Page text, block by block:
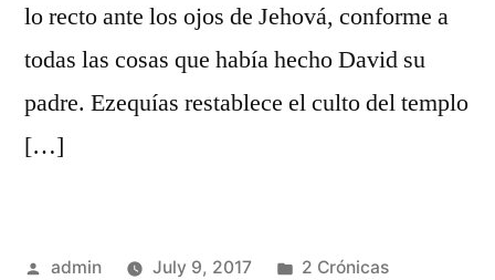
lo recto ante los ojos de Jehová, conforme a
todas las cosas que había hecho David su
padre. Ezequías restablece el culto del templo
[…]
Posted
admin July 9, 2017
Posted
2 Crónicas